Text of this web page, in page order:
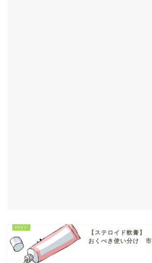
【ステロイド軟膏】
おくべき使い分け